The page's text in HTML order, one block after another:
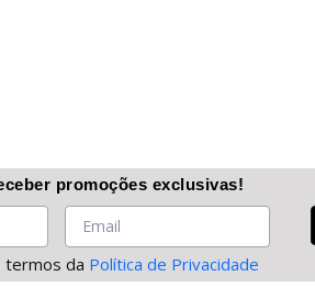
promoções exclusivas!
termos da Política de Privacidade